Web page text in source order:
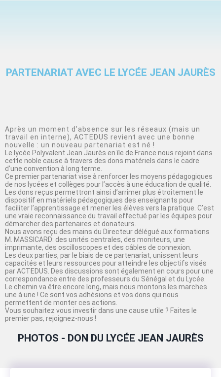
PARTENARIAT AVEC LE LYCÉE JEAN JAURÈS
Après un moment d’absence sur les réseaux (mais un
travail en interne), ACTEDUS revient avec une bonne
nouvelle : un nouveau partenariat est né !
Le lycée Polyvalent Jean Jaurès en île de France nous rejoint dans
cette noble cause à travers des dons matériels dans le cadre
d’une convention à long terme.
Ce premier partenariat vise à renforcer les moyens pédagogiques
de nos lycées et collèges pour l’accès à une éducation de qualité.
Les dons reçus permettront ainsi d’arrimer plus étroitement le
dispositif en matériels pédagogiques des enseignants pour
faciliter l’apprentissage et mener les élèves vers la pratique. C’est
une vraie reconnaissance du travail effectué par les équipes pour
démarcher des partenaires et donateurs.
Nous avons reçu des mains du Directeur délégué aux formations
M. MASSICARD: des unités centrales, des moniteurs, une
imprimante, des oscilloscopes et des câbles de connexion.
Les deux parties, par le biais de ce partenariat, unissent leurs
capacités et leurs ressources pour atteindre les objectifs visés
par ACTEDUS. Des discussions sont également en cours pour une
correspondance entre des professeurs du Sénégal et du Lycée.
Le chemin va être encore long, mais nous montons les marches
une à une ! Ce sont vos adhésions et vos dons qui nous
permettent de monter ces actions.
Vous souhaitez vous investir dans une cause utile ? Faites le
premier pas, rejoignez-nous !
PHOTOS - DON DU LYCÉE JEAN JAURÈS